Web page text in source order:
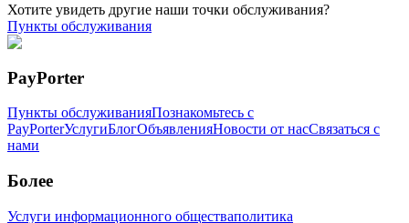
Хотите увидеть другие наши точки обслуживания?
Пункты обслуживания
PayPorter
Пункты обслуживанияПознакомьтесь с
PayPorterУслугиБлогОбъявленияНовости от насСвязаться с
нами
Более
Услуги информационного обществаполитика